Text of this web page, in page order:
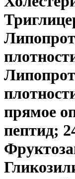
прямое
пептид;